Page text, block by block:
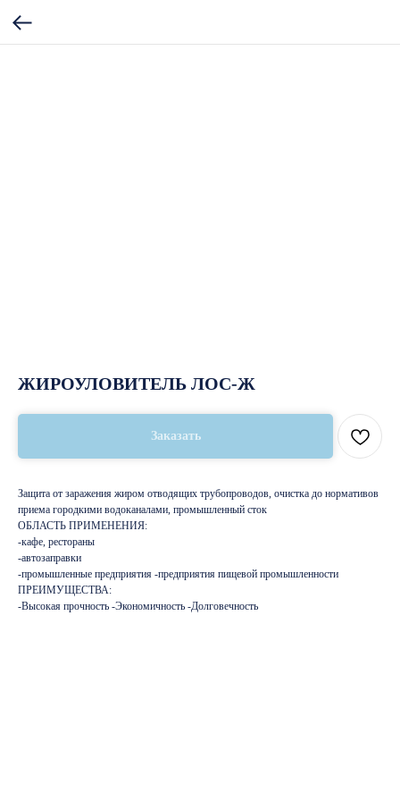
ЖИРОУЛОВИТЕЛЬ ЛОС-Ж
Заказать
Защита от заражения жиром отводящих трубопроводов, очистка до нормативов
приема городкими водоканалами, промышленный сток
ОБЛАСТЬ ПРИМЕНЕНИЯ:
-кафе, рестораны
-автозаправки
-промышленные предприятия -предприятия пищевой промышленности
ПРЕИМУЩЕСТВА:
-Высокая прочность -Экономичность -Долговечность